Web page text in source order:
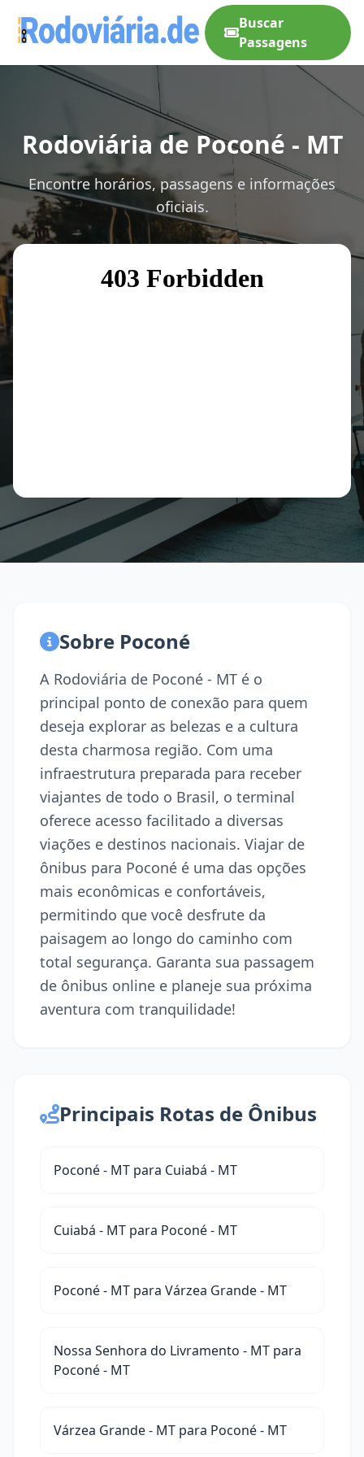
Buscar
Passagens
Rodoviária de Poconé - MT
Encontre horários, passagens e informações
oficiais.
Sobre Poconé
A Rodoviária de Poconé - MT é o
principal ponto de conexão para quem
deseja explorar as belezas e a cultura
desta charmosa região. Com uma
infraestrutura preparada para receber
viajantes de todo o Brasil, o terminal
oferece acesso facilitado a diversas
viações e destinos nacionais. Viajar de
ônibus para Poconé é uma das opções
mais econômicas e confortáveis,
permitindo que você desfrute da
paisagem ao longo do caminho com
total segurança. Garanta sua passagem
de ônibus online e planeje sua próxima
aventura com tranquilidade!
Principais Rotas de Ônibus
Poconé - MT para Cuiabá - MT
Cuiabá - MT para Poconé - MT
Poconé - MT para Várzea Grande - MT
Nossa Senhora do Livramento - MT para
Poconé - MT
Várzea Grande - MT para Poconé - MT